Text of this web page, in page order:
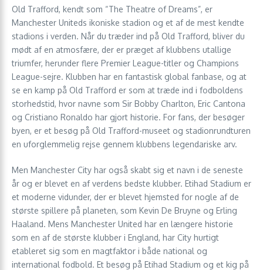
Old Trafford, kendt som “The Theatre of Dreams”, er
Manchester Uniteds ikoniske stadion og et af de mest kendte
stadions i verden. Når du træder ind på Old Trafford, bliver du
mødt af en atmosfære, der er præget af klubbens utallige
triumfer, herunder flere Premier League-titler og Champions
League-sejre. Klubben har en fantastisk global fanbase, og at
se en kamp på Old Trafford er som at træde ind i fodboldens
storhedstid, hvor navne som Sir Bobby Charlton, Eric Cantona
og Cristiano Ronaldo har gjort historie. For fans, der besøger
byen, er et besøg på Old Trafford-museet og stadionrundturen
en uforglemmelig rejse gennem klubbens legendariske arv.
Men Manchester City har også skabt sig et navn i de seneste
år og er blevet en af verdens bedste klubber. Etihad Stadium er
et moderne vidunder, der er blevet hjemsted for nogle af de
største spillere på planeten, som Kevin De Bruyne og Erling
Haaland. Mens Manchester United har en længere historie
som en af de største klubber i England, har City hurtigt
etableret sig som en magtfaktor i både national og
international fodbold. Et besøg på Etihad Stadium og et kig på